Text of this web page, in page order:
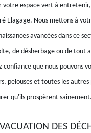
votre espace vert à
Elagage. Nous mettons à
avancées dans ce
de désherbage ou de tout
confiance que nous pouvons
pelouses et toutes les
qu'ils prospèrent sainement.
DES